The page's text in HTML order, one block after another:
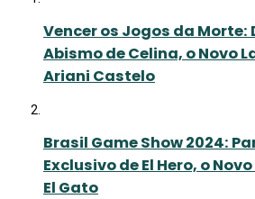
Vencer os Jogos da Morte:
Abismo de Celina, o Novo
Ariani Castelo
Brasil Game Show 2024:
Exclusivo de El Hero, o
El Gato